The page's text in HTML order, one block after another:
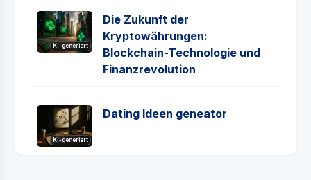
KI-generiert
Die Zukunft der
Kryptowährungen:
Blockchain-Technologie und
Finanzrevolution
KI-generiert
Dating Ideen geneator